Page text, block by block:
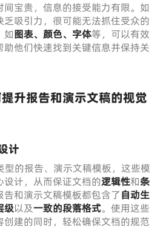
宝贵，信息的接受能力有限。如
吸引力，很可能无法抓住受众的
如图表、颜色、字体等，可以有效
他们快速找到关键信息并保持关
升报告和演示文稿的视觉
计
型的报告、演示文稿模板，这些模
设计，从而保证文档的逻辑性和条
和演示文稿模板都包含了自动生
级以及一致的段落格式。使用这些
建的同时，轻松确保文档的规范